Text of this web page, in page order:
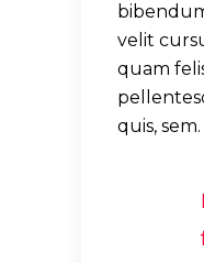
velit
quam
quis, sem.